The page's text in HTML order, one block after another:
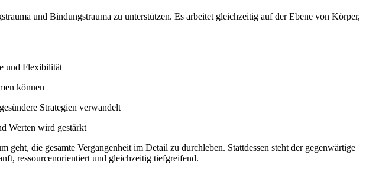
und Bindungstrauma zu unterstützen. Es arbeitet gleichzeitig auf der Ebene von Körper,
und Flexibilität
können
Strategien verwandelt
Werten wird gestärkt
die gesamte Vergangenheit im Detail zu durchleben. Stattdessen steht der gegenwärtige
ressourcenorientiert und gleichzeitig tiefgreifend.